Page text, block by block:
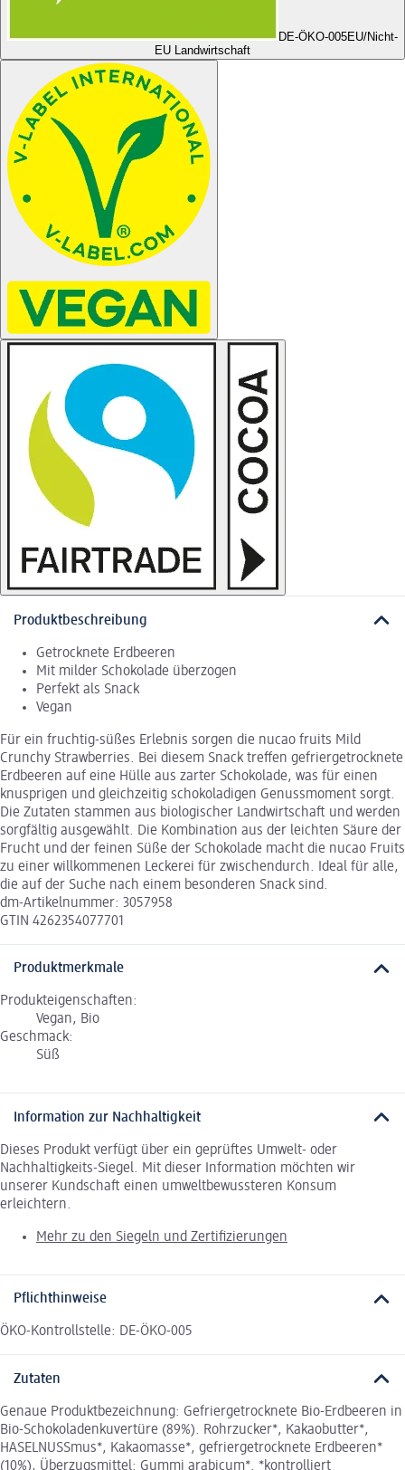
DE-ÖKO-005EU/Nicht-
EU Landwirtschaft
Produktbeschreibung
Getrocknete Erdbeeren
Mit milder Schokolade überzogen
Perfekt als Snack
Vegan
Für ein fruchtig-süßes Erlebnis sorgen die nucao fruits Mild
Crunchy Strawberries. Bei diesem Snack treffen gefriergetrocknete
Erdbeeren auf eine Hülle aus zarter Schokolade, was für einen
knusprigen und gleichzeitig schokoladigen Genussmoment sorgt.
Die Zutaten stammen aus biologischer Landwirtschaft und werden
sorgfältig ausgewählt. Die Kombination aus der leichten Säure der
Frucht und der feinen Süße der Schokolade macht die nucao Fruits
zu einer willkommenen Leckerei für zwischendurch. Ideal für alle,
die auf der Suche nach einem besonderen Snack sind.
dm-Artikelnummer: 3057958
GTIN 4262354077701
Produktmerkmale
Produkteigenschaften:
Vegan, Bio
Geschmack:
Süß
Information zur Nachhaltigkeit
Dieses Produkt verfügt über ein geprüftes Umwelt- oder
Nachhaltigkeits-Siegel. Mit dieser Information möchten wir
unserer Kundschaft einen umweltbewussteren Konsum
erleichtern.
Mehr zu den Siegeln und Zertifizierungen
Pflichthinweise
ÖKO-Kontrollstelle: DE-ÖKO-005
Zutaten
Genaue Produktbezeichnung: Gefriergetrocknete Bio-Erdbeeren in
Bio-Schokoladenkuvertüre (89%). Rohrzucker*, Kakaobutter*,
HASELNUSSmus*, Kakaomasse*, gefriergetrocknete Erdbeeren*
(10%), Überzugsmittel: Gummi arabicum*. *kontrolliert